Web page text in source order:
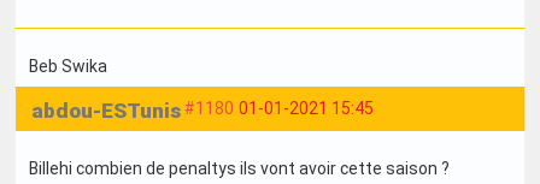
Beb Swika
#1180 01-01-2021 15:45
abdou-ESTunis
Billehi combien de penaltys ils vont avoir cette saison ?